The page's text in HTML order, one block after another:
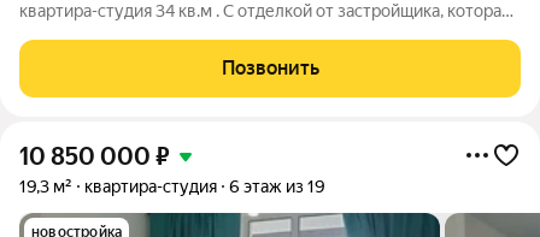
квартира-студия 34 кв.м . С отделкой от застройщика, которая
можно выделить отдельные зоны и при желании сделать
быстро ремонт под себя.
Позвонить
10 850 000 ₽
19,3 м² квартира-студия 6 этаж из 19
новостройка